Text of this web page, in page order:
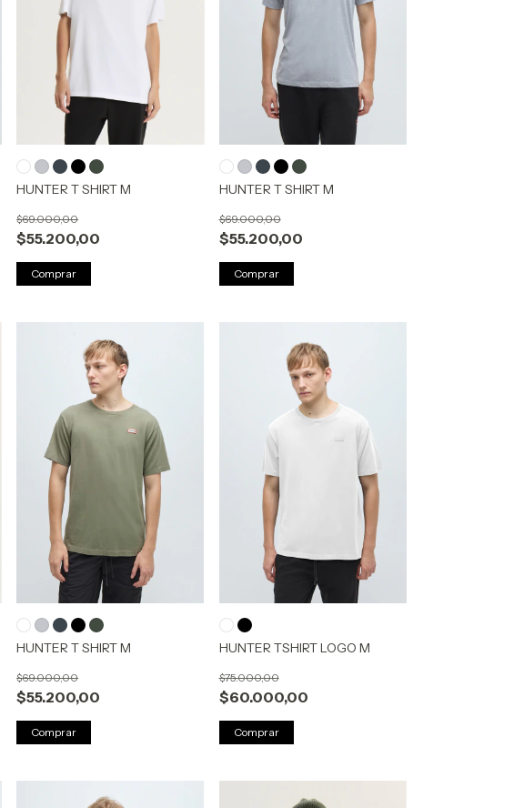
HUNTER T SHIRT M
$55.200,00
$69.000,00
Comprar
HUNTER T SHIRT M
$55.200,00
$69.000,00
Comprar
HUNTER T SHIRT M
$55.200,00
$69.000,00
Comprar
HUNTER TSHIRT LOGO M
$60.000,00
$75.000,00
Comprar